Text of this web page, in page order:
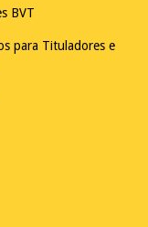
BVT
para Tituladores e